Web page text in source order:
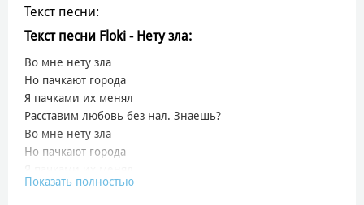
Текст песни:
Текст песни Floki - Нету зла:
Во мне нету зла
Но пачкают города
Я пачками их менял
Расставим любовь без нал. Знаешь?
Во мне нету зла
Но пачкают города
Расставим любовь без нал. Знаешь?
Показать полностью